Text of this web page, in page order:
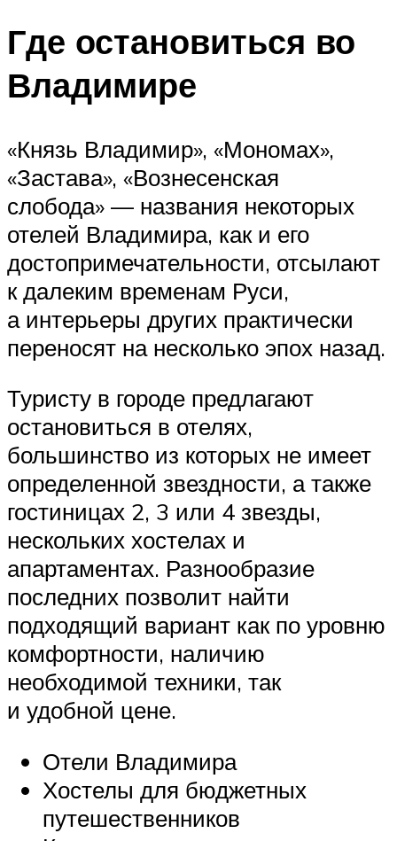
Где остановиться во
Владимире
«Князь Владимир», «Мономах»,
«Застава», «Вознесенская
слобода» — названия некоторых
отелей Владимира, как и его
достопримечательности, отсылают
к далеким временам Руси,
а интерьеры других практически
переносят на несколько эпох назад.
Туристу в городе предлагают
остановиться в отелях,
большинство из которых не имеет
определенной звездности, а также
гостиницах 2, 3 или 4 звезды,
нескольких хостелах и
апартаментах. Разнообразие
последних позволит найти
подходящий вариант как по уровню
комфортности, наличию
необходимой техники, так
и удобной цене.
Отели Владимира
Хостелы для бюджетных
путешественников